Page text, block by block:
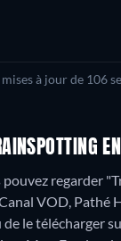
à jour de 106
pouvez regarder
VOD, Pathé
le télécharger